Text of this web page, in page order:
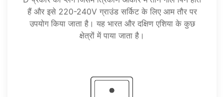
हैं और इसे 220-240V ग्राउंड सर्किट के लिए आम तौर पर
उपयोग किया जाता है। यह भारत और दक्षिण एशिया के कुछ
क्षेत्रों में पाया जाता है।